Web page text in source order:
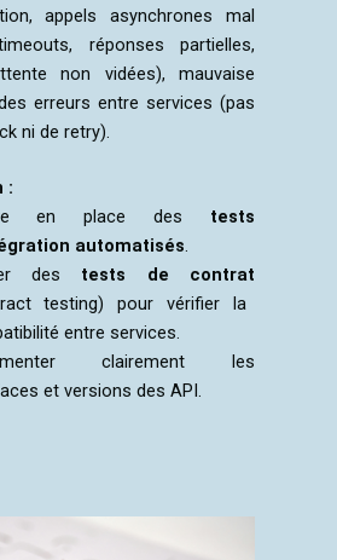
appels asynchrones mal
réponses partielles,
non vidées), mauvaise
erreurs entre services (pas
ni de retry).
:
en place des tests
automatisés.
des tests de contrat
testing) pour vérifier la
entre services.
clairement les
et versions des API.